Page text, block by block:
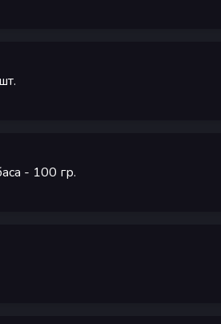
шт.
- 100 гр.